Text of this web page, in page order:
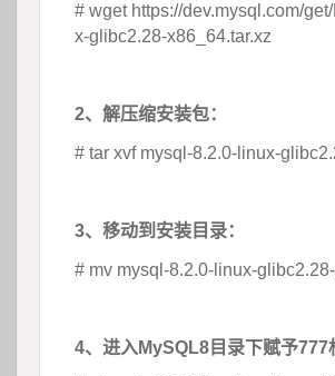
# wget https://dev.mysql.com/
x-glibc2.28-x86_64.tar.xz
2、解压缩安装包：
# tar xvf mysql-8.2.0-linux-
3、移动到安装目录：
# mv mysql-8.2.0-linux-
4、进入MySQL8目录下赋予